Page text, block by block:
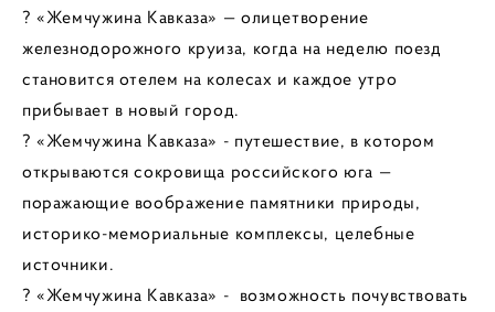
? «Жемчужина Кавказа» — олицетворение
железнодорожного круиза, когда на неделю поезд
становится отелем на колесах и каждое утро
прибывает в новый город.
? «Жемчужина Кавказа» - путешествие, в котором
открываются сокровища российского юга —
поражающие воображение памятники природы,
историко-мемориальные комплексы, целебные
источники.
? «Жемчужина Кавказа» - возможность почувствовать